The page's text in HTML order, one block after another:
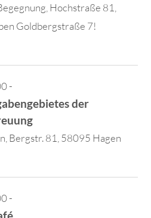
Hochstraße 81,
Goldbergstraße 7!
-
der
Bergstr. 81, 58095 Hagen
-